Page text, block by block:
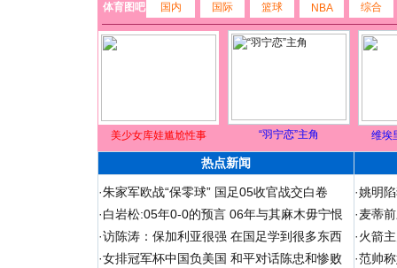
体育图吧 国内 国际 篮球 NBA 综合
美少女库娃尴尬性事 “羽宁恋”主角 维埃
热点新闻
·朱家军欧战“保零球” 国足05收官战交白卷
·白岩松:05年0-0的预言 06年与其麻木毋宁恨
·访陈涛：保加利亚很强 在国足学到很多东西
·女排冠军杯中国负美国 和平对话陈忠和惨败
·姚明
·麦蒂
·火箭
·范帅